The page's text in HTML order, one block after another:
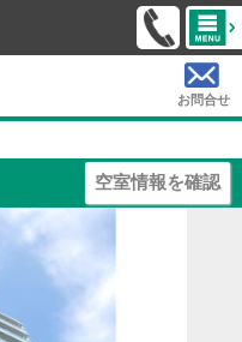
お問合せ
空室情報を確認